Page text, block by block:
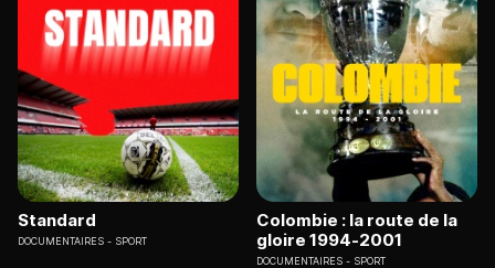
Standard
DOCUMENTAIRES SPORT
Colombie : la route de la
gloire 1994-2001
DOCUMENTAIRES SPORT